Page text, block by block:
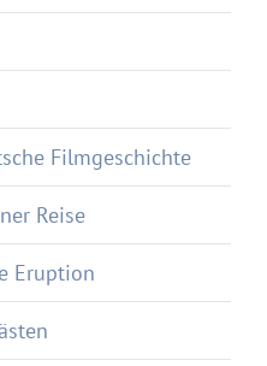
Filmgeschichte
Reise
Eruption